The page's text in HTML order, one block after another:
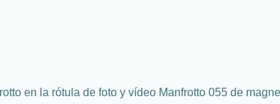
en la rótula de foto y vídeo Manfrotto 055 de